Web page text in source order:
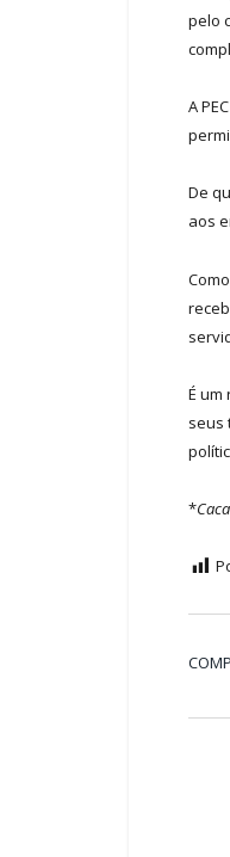
pelo
A
De
aos
É
seus
*